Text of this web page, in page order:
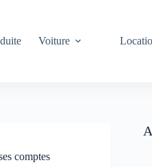
Voiture
comptes